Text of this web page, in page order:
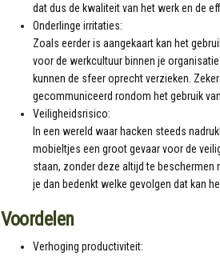
dat dus de kwaliteit van het werk en de
Onderlinge irritaties:
Zoals eerder is aangekaart kan het
voor de werkcultuur binnen je
kunnen de sfeer oprecht verzieken.
gecommuniceerd rondom het gebruik
Veiligheidsrisico:
In een wereld waar hacken steeds
mobieltjes een groot gevaar voor de
staan, zonder deze altijd te beschermen
je dan bedenkt welke gevolgen dat kan
Voordelen
Verhoging productiviteit: